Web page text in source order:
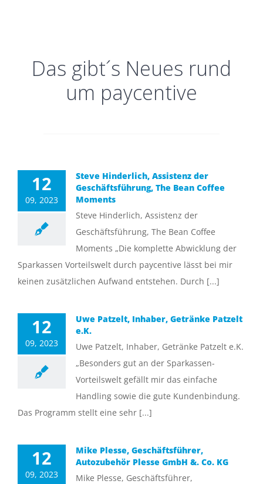
Das gibt´s Neues rund
um paycentive
12
09, 2023
Steve Hinderlich, Assistenz der
Geschäftsführung, The Bean Coffee
Moments
Steve Hinderlich, Assistenz der
Geschäftsführung, The Bean Coffee
Moments „Die komplette Abwicklung der
Sparkassen Vorteilswelt durch paycentive lässt bei mir
keinen zusätzlichen Aufwand entstehen. Durch [...]
12
09, 2023
Uwe Patzelt, Inhaber, Getränke Patzelt
e.K.
Uwe Patzelt, Inhaber, Getränke Patzelt e.K.
„Besonders gut an der Sparkassen-
Vorteilswelt gefällt mir das einfache
Handling sowie die gute Kundenbindung.
Das Programm stellt eine sehr [...]
12
09, 2023
Mike Plesse, Geschäftsführer,
Autozubehör Plesse GmbH &. Co. KG
Mike Plesse, Geschäftsführer,